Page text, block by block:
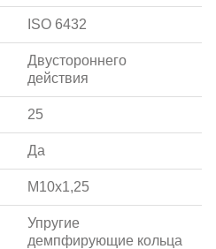
ISO 6432
Двустороннего
действия
25
Да
M10x1,25
Упругие
демпфирующие кольца